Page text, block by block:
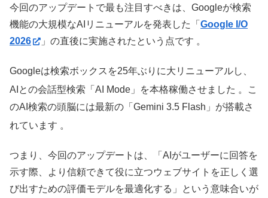
今回のアップデートで最も注目すべきは、Googleが検索
機能の大規模なAIリニューアルを発表した「 Google I/O
2026
」の直後に実施されたという点です 。
Googleは検索ボックスを25年ぶりに大リニューアルし、
AIとの会話型検索「AI Mode」を本格稼働させました 。こ
のAI検索の頭脳には最新の「Gemini 3.5 Flash」が搭載さ
れています 。
つまり、今回のアップデートは、「AIがユーザーに回答を
示す際、より信頼できて役に立つウェブサイトを正しく選
び出すための評価モデルを最適化する」という意味合いが